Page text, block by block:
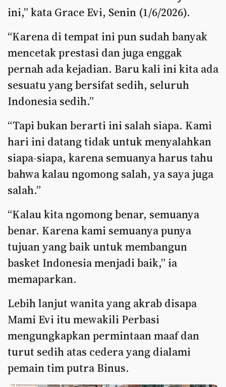
ini,” kata Grace Evi, Senin (1/6/2026).
“Karena di tempat ini pun sudah banyak
mencetak prestasi dan juga enggak
pernah ada kejadian. Baru kali ini kita ada
sesuatu yang bersifat sedih, seluruh
Indonesia sedih.”
“Tapi bukan berarti ini salah siapa. Kami
hari ini datang tidak untuk menyalahkan
siapa-siapa, karena semuanya harus tahu
bahwa kalau ngomong salah, ya saya juga
salah.”
“Kalau kita ngomong benar, semuanya
benar. Karena kami semuanya punya
tujuan yang baik untuk membangun
basket Indonesia menjadi baik,” ia
memaparkan.
Lebih lanjut wanita yang akrab disapa
Mami Evi itu mewakili Perbasi
mengungkapkan permintaan maaf dan
turut sedih atas cedera yang dialami
pemain tim putra Binus.